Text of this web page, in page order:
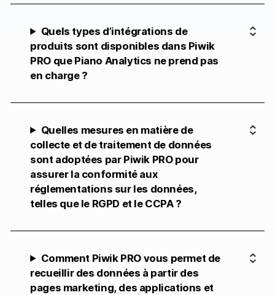
Quels types d’intégrations de
produits sont disponibles dans Piwik
PRO que Piano Analytics ne prend pas
en charge ?
Quelles mesures en matière de
collecte et de traitement de données
sont adoptées par Piwik PRO pour
assurer la conformité aux
réglementations sur les données,
telles que le RGPD et le CCPA ?
Comment Piwik PRO vous permet de
recueillir des données à partir des
pages marketing, des applications et